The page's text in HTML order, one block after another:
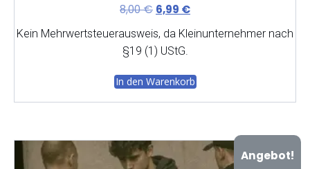
8,00€ Ursprünglicher
war:
8,00 €
6,99 €Aktueller
ist:
Kein Mehrwertsteuerausweis, da Kleinunternehmer nach
§19 (1) UStG.
In den Warenkorb
Angebot!